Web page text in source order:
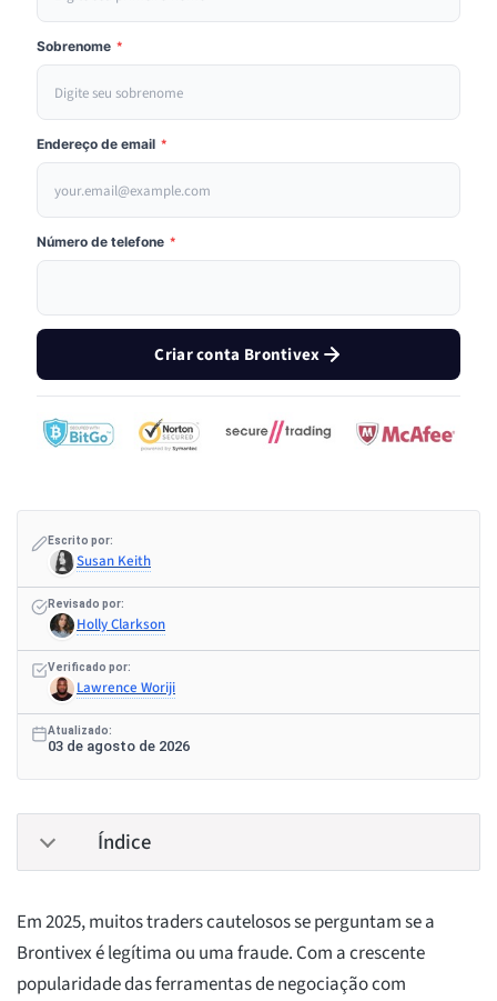
Sobrenome *
Endereço de email *
Número de telefone *
Criar conta Brontivex
Escrito por:
Susan Keith
Revisado por:
Holly Clarkson
Verificado por:
Lawrence Woriji
Atualizado:
03 de agosto de 2026
Índice
Em 2025, muitos traders cautelosos se perguntam se a
Brontivex é legítima ou uma fraude. Com a crescente
popularidade das ferramentas de negociação com